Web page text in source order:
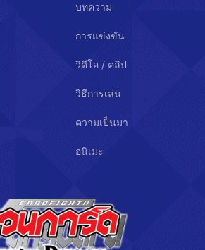
บทความ
การแข่งขัน
วิดีโอ / คลิป
วิธีการเล่น
ความเป็นมา
อนิเมะ